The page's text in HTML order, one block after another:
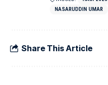
NASARUDDIN UMAR
Share This Article